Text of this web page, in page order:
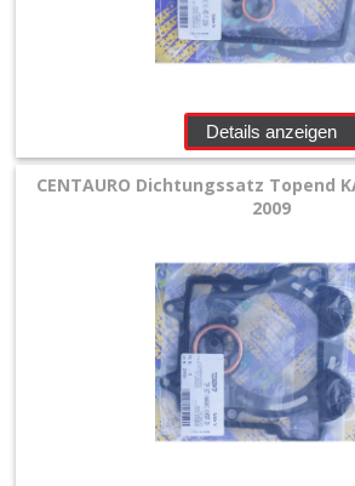
Sonderangebote
Details anzeigen
CENTAURO Dichtungssatz Topend
2009